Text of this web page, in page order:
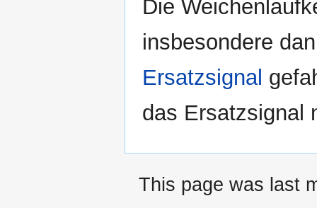
Die
insbesondere
Ersatzsignal
das Ersatzsignal
This page was last